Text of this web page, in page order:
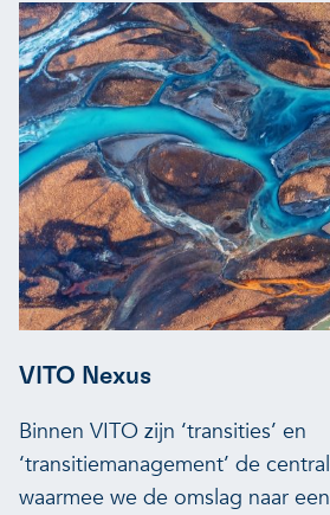
VITO Nexus
Binnen VITO zijn ‘transities’ en
‘transitiemanagement’ de
waarmee we de omslag naar